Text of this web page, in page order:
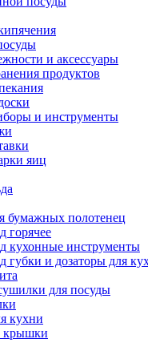
и аксессуары
продуктов
и инструменты
яиц
бумажных полотенец
горячее
кухонные инструменты
губки и дозаторы для
для посуды
кухни
крышки